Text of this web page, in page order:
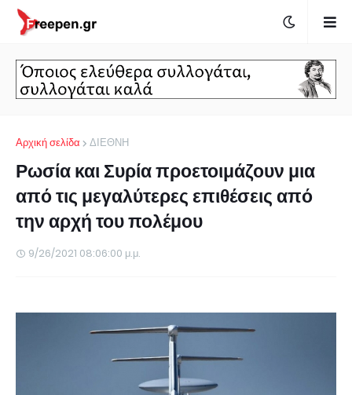
Αρχική σελίδα ΔΙΕΘΝΗ
Ρωσία και Συρία προετοιμάζουν μια
από τις μεγαλύτερες επιθέσεις από
την αρχή του πολέμου
9/26/2021 08:06:00 μ.μ.